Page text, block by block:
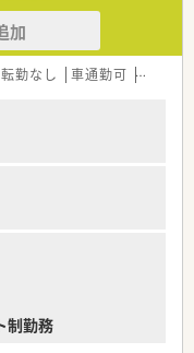
方
務したい方
ださいませ
加
転勤なし 車通勤可 積雪な
制勤務